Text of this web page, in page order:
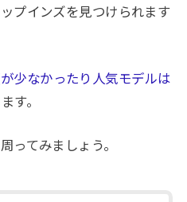
プインズを見つけられます
少なかったり人気モデルは
す。
ってみましょう。